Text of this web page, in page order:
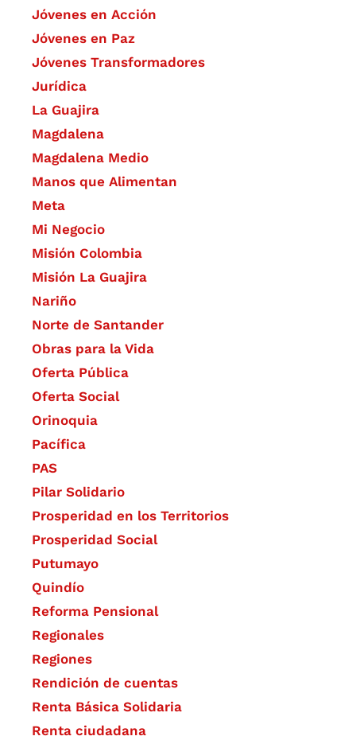
Jóvenes en Acción
Jóvenes en Paz
Jóvenes Transformadores
Jurídica
La Guajira
Magdalena
Magdalena Medio
Manos que Alimentan
Meta
Mi Negocio
Misión Colombia
Misión La Guajira
Nariño
Norte de Santander
Obras para la Vida
Oferta Pública
Oferta Social​​
Orinoquia
Pacífica
PAS
Pilar Solidario
Prosperidad en los Territorios
Prosperidad Social
Putumayo
Quindío
Reforma Pensional
Regionales
Regiones
Rendición de cuentas
Renta Básica Solidaria
Renta ciudadana